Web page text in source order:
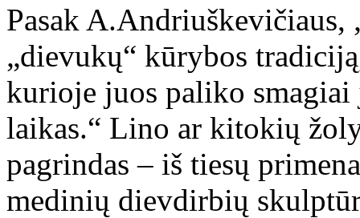
Pasak A.Andriuškevičiaus,
„dievukų“ kūrybos
kurioje juos paliko smagiai
laikas.“ Lino ar kitokių
pagrindas – iš tiesų
medinių dievdirbių